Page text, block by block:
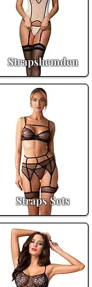
Strapshemden
Straps Sets